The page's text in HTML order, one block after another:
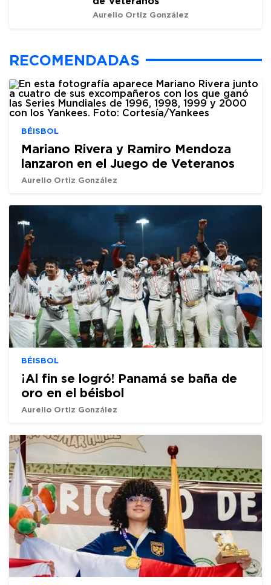
Aurelio Ortiz González
RECOMENDADAS
BÉISBOL
Mariano Rivera y Ramiro Mendoza
lanzaron en el Juego de Veteranos
Aurelio Ortiz González
BÉISBOL
¡Al fin se logró! Panamá se baña de
oro en el béisbol
Aurelio Ortiz González